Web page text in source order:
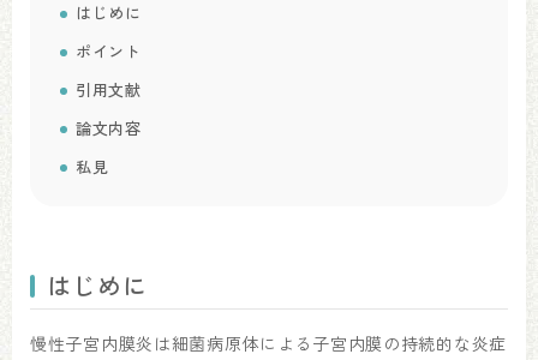
はじめに
ポイント
引用文献
論文内容
私見
はじめに
慢性子宮内膜炎は細菌病原体による子宮内膜の持続的な炎症